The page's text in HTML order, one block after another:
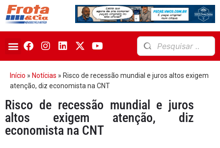
Início » Notícias » Risco de recessão mundial e juros altos exigem
atenção, diz economista na CNT
Risco de recessão mundial e juros
altos exigem atenção, diz
economista na CNT